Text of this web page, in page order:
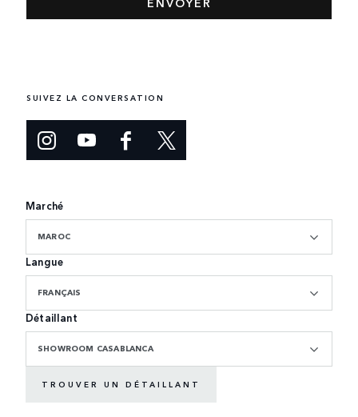
SUIVEZ LA CONVERSATION
Marché
MAROC
Langue
FRANÇAIS
Détaillant
SHOWROOM CASABLANCA
TROUVER UN DÉTAILLANT